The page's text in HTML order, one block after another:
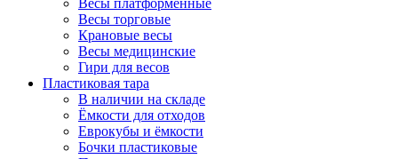
Весы платформенные
Весы торговые
Крановые весы
Весы медицинские
Гири для весов
Пластиковая тара
В наличии на складе
Ёмкости для отходов
Еврокубы и ёмкости
Бочки пластиковые